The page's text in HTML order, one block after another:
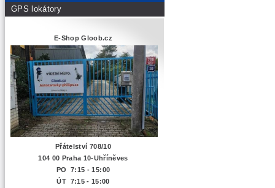
GPS lokátory
E-Shop Gloob.cz
Přátelství 708/10
104 00 Praha 10-Uhříněves
PO 7:15 - 15:00
ÚT 7:15 - 15:00